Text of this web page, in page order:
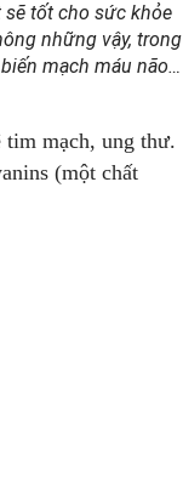
sẽ tốt cho sức khỏe
những vậy, trong
mạch máu não…
tim mạch, ung thư.
(một chất